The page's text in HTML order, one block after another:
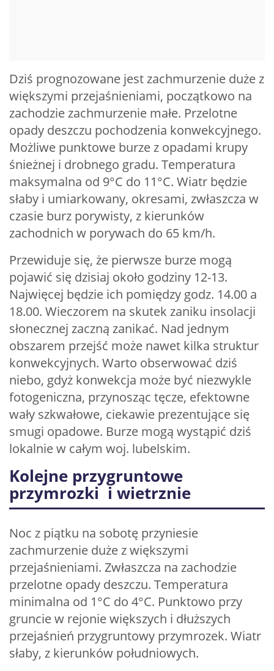
Dziś prognozowane jest zachmurzenie duże z
większymi przejaśnieniami, początkowo na
zachodzie zachmurzenie małe. Przelotne
opady deszczu pochodzenia konwekcyjnego.
Możliwe punktowe burze z opadami krupy
śnieżnej i drobnego gradu. Temperatura
maksymalna od 9°C do 11°C. Wiatr będzie
słaby i umiarkowany, okresami, zwłaszcza w
czasie burz porywisty, z kierunków
zachodnich w porywach do 65 km/h.
Przewiduje się, że pierwsze burze mogą
pojawić się dzisiaj około godziny 12-13.
Najwięcej będzie ich pomiędzy godz. 14.00 a
18.00. Wieczorem na skutek zaniku insolacji
słonecznej zaczną zanikać. Nad jednym
obszarem przejść może nawet kilka struktur
konwekcyjnych. Warto obserwować dziś
niebo, gdyż konwekcja może być niezwykle
fotogeniczna, przynosząc tęcze, efektowne
wały szkwałowe, ciekawie prezentujące się
smugi opadowe. Burze mogą wystąpić dziś
lokalnie w całym woj. lubelskim.
Kolejne przygruntowe
przymrozki i wietrznie
Noc z piątku na sobotę przyniesie
zachmurzenie duże z większymi
przejaśnieniami. Zwłaszcza na zachodzie
przelotne opady deszczu. Temperatura
minimalna od 1°C do 4°C. Punktowo przy
gruncie w rejonie większych i dłuższych
przejaśnień przygruntowy przymrozek. Wiatr
słaby, z kierunków południowych.